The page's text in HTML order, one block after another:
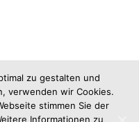
zu gestalten und
verwenden wir Cookies.
stimmen Sie der
Informationen zu